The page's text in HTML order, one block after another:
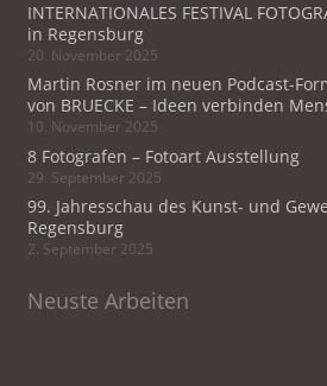
INTERNATIONALES FESTIVAL
in Regensburg
20. November 2025
Martin Rosner im neuen Podcast-
von BRUECKE – Ideen verbinden
10. November 2025
8 Fotografen – Fotoart Ausstellung
29. September 2025
99. Jahresschau des Kunst- und
Regensburg
2. September 2025
Neuste Arbeiten